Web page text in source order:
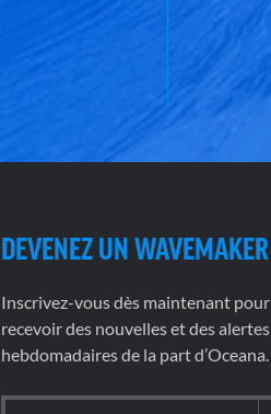
DEVENEZ UN WAVEMAKER
Inscrivez-vous dès maintenant pour
recevoir des nouvelles et des alertes
hebdomadaires de la part d’Oceana.